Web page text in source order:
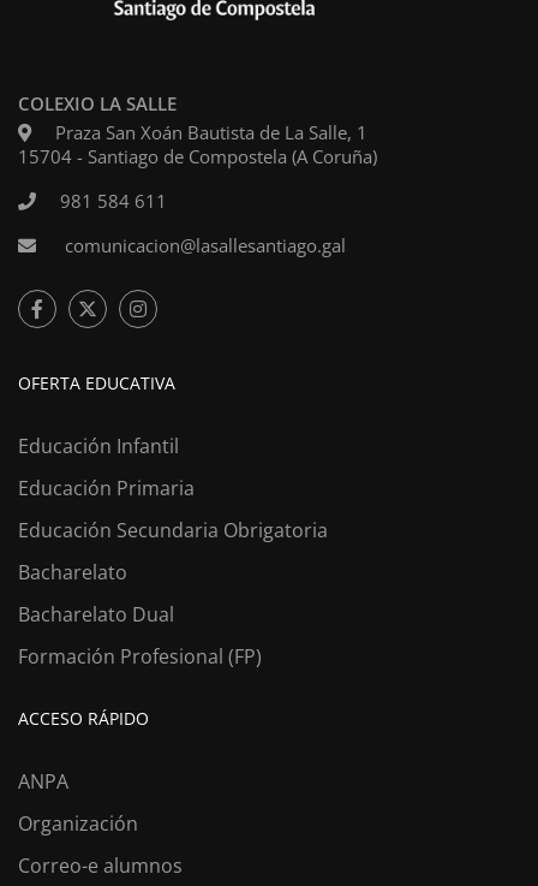
COLEXIO LA SALLE
Praza San Xoán Bautista de La Salle, 1
15704 - Santiago de Compostela (A Coruña)
981 584 611
comunicacion@lasallesantiago.gal
OFERTA EDUCATIVA
Educación Infantil
Educación Primaria
Educación Secundaria Obrigatoria
Bacharelato
Bacharelato Dual
Formación Profesional (FP)
ACCESO RÁPIDO
ANPA
Organización
Correo-e alumnos